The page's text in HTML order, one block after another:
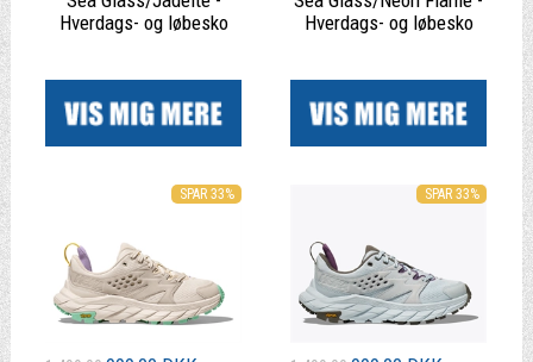
Hverdags- og løbesko
Hverdags- og løbesko
SPAR 33% SPAR 33%